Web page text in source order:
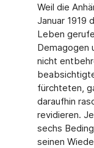
Weil die
Januar 1919
Leben
Demagogen
nicht
fürchteten,
daraufhin
revidieren.
sechs
seinen